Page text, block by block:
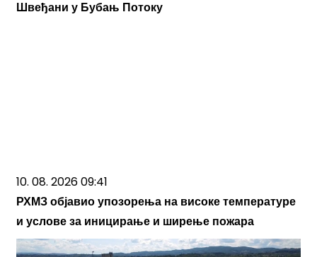
Швеђани у Бубањ Потоку
10. 08. 2026 09:41
РХМЗ објавио упозорења на високе температуре
и услове за иницирање и ширење пожара